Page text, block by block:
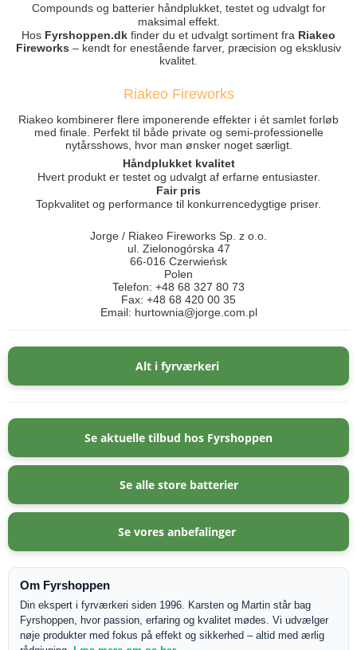
Compounds og batterier håndplukket, testet og udvalgt for
maksimal effekt.
Hos Fyrshoppen.dk finder du et udvalgt sortiment fra Riakeo
Fireworks – kendt for enestående farver, præcision og eksklusiv
kvalitet.
Riakeo Fireworks
Riakeo kombinerer flere imponerende effekter i ét samlet forløb
med finale. Perfekt til både private og semi-professionelle
nytårsshows, hvor man ønsker noget særligt.
Håndplukket kvalitet
Hvert produkt er testet og udvalgt af erfarne entusiaster.
Fair pris
Topkvalitet og performance til konkurrencedygtige priser.
Jorge / Riakeo Fireworks Sp. z o.o.
ul. Zielonogórska 47
66-016 Czerwieńsk
Polen
Telefon: +48 68 327 80 73
Fax: +48 68 420 00 35
Email: hurtownia@jorge.com.pl
Alt i fyrværkeri
Se aktuelle tilbud hos Fyrshoppen
Se alle store batterier
Se vores anbefalinger
Om Fyrshoppen
Din ekspert i fyrværkeri siden 1996. Karsten og Martin står bag
Fyrshoppen, hvor passion, erfaring og kvalitet mødes. Vi udvælger
nøje produkter med fokus på effekt og sikkerhed – altid med ærlig